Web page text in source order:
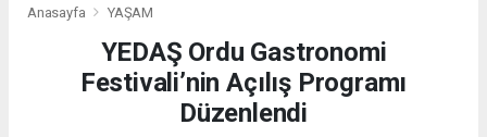
Anasayfa YAŞAM
YEDAŞ Ordu Gastronomi
Festivali’nin Açılış Programı
Düzenlendi